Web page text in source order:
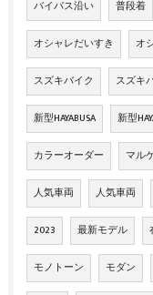
バイパス沿い 普段着
オシャレだいすき オ
スズキバイク スズキ
新型HAYABUSA 新型
カラーオーダー マル
人気車両 人気車両
2023 最新モデル
モノトーン モダン